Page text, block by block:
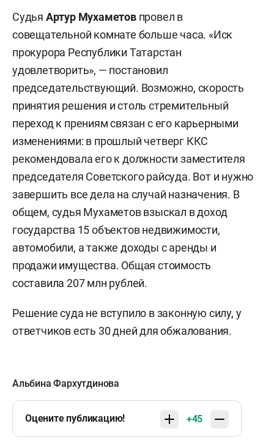
Судья Артур Мухаметовпровел в
совещательной комнате больше часа. «Иск
прокурора Республики Татарстан
удовлетворить», — постановил
председательствующий. Возможно, скорость
принятия решения и столь стремительный
переход к прениям связан с его карьерными
изменениями: в прошлый четверг ККС
рекомендовала его к должности заместителя
председателя Советского райсуда. Вот и нужно
завершить все дела на случай назначения. В
общем, судья Мухаметов взыскал в доход
государства 15 объектов недвижимости,
автомобили, а также доходы с аренды и
продажи имущества. Общая стоимость
составила 207 млн рублей.
Решение суда не вступило в законную силу, у
ответчиков есть 30 дней для обжалования.
Альбина Фархутдинова
Оцените публикацию! +45